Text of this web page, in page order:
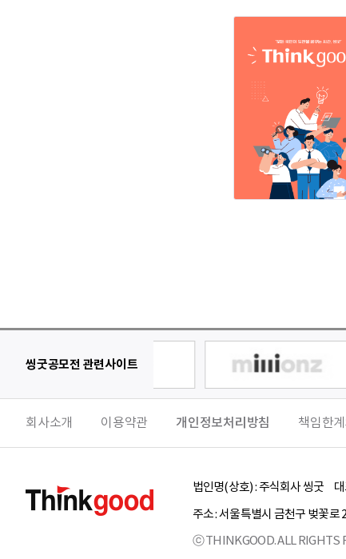
씽굿공모전 관련사이트
회사소개 이용약관 개인정보처리방침 책임한
법인명(상호) :주식회사 씽굿
주소 :서울특별시 금천구 벚꽃로
ⓒ THINKGOOD. ALL RIGHTS